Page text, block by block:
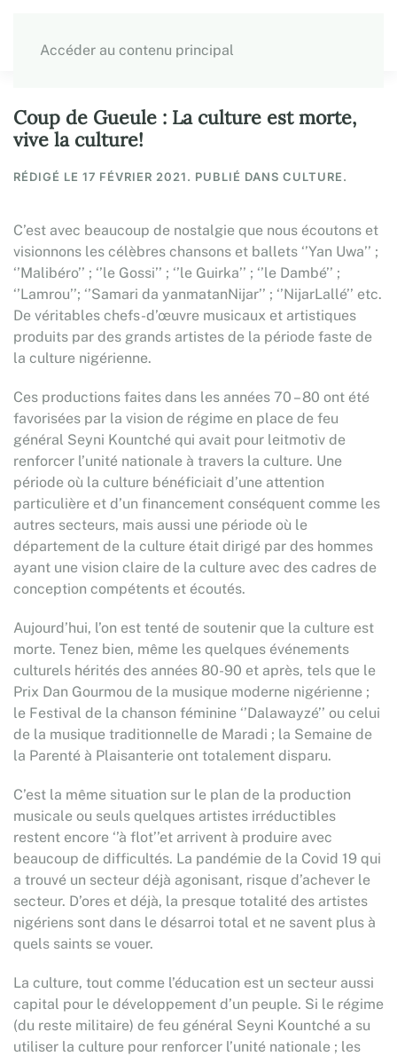
Accéder au contenu principal
Coup de Gueule : La culture est morte,
vive la culture!
RÉDIGÉ LE 17 FÉVRIER 2021. PUBLIÉ DANS CULTURE.
C’est avec beaucoup de nostalgie que nous écoutons et
visionnons les célèbres chansons et ballets ‘’Yan Uwa’’ ;
‘’Malibéro’’ ; ‘’le Gossi’’ ; ‘’le Guirka’’ ; ‘’le Dambé’’ ;
‘’Lamrou’’; ‘’Samari da yanmatanNijar’’ ; ‘’NijarLallé’’ etc.
De véritables chefs-d’œuvre musicaux et artistiques
produits par des grands artistes de la période faste de
la culture nigérienne.
Ces productions faites dans les années 70 – 80 ont été
favorisées par la vision de régime en place de feu
général Seyni Kountché qui avait pour leitmotiv de
renforcer l’unité nationale à travers la culture. Une
période où la culture bénéficiait d’une attention
particulière et d’un financement conséquent comme les
autres secteurs, mais aussi une période où le
département de la culture était dirigé par des hommes
ayant une vision claire de la culture avec des cadres de
conception compétents et écoutés.
Aujourd’hui, l’on est tenté de soutenir que la culture est
morte. Tenez bien, même les quelques événements
culturels hérités des années 80-90 et après, tels que le
Prix Dan Gourmou de la musique moderne nigérienne ;
le Festival de la chanson féminine ‘’Dalawayzé’’ ou celui
de la musique traditionnelle de Maradi ; la Semaine de
la Parenté à Plaisanterie ont totalement disparu.
C’est la même situation sur le plan de la production
musicale ou seuls quelques artistes irréductibles
restent encore ‘’à flot’’et arrivent à produire avec
beaucoup de difficultés. La pandémie de la Covid 19 qui
a trouvé un secteur déjà agonisant, risque d’achever le
secteur. D’ores et déjà, la presque totalité des artistes
nigériens sont dans le désarroi total et ne savent plus à
quels saints se vouer.
La culture, tout comme l’éducation est un secteur aussi
capital pour le développement d’un peuple. Si le régime
(du reste militaire) de feu général Seyni Kountché a su
utiliser la culture pour renforcer l’unité nationale ; les